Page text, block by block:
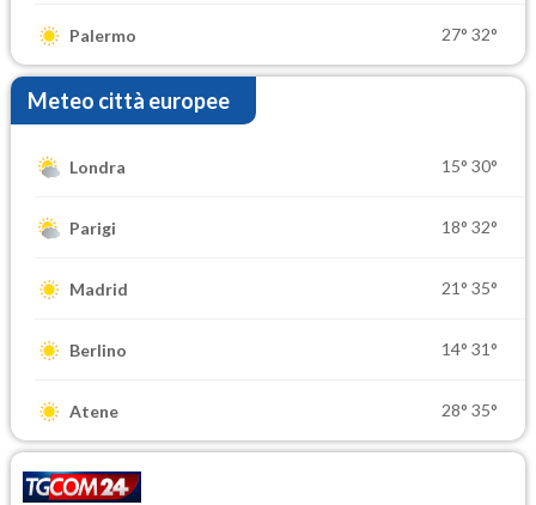
Palermo 27° 32°
Meteo città europee
Londra 15° 30°
Parigi 18° 32°
Madrid 21° 35°
Berlino 14° 31°
Atene 28° 35°